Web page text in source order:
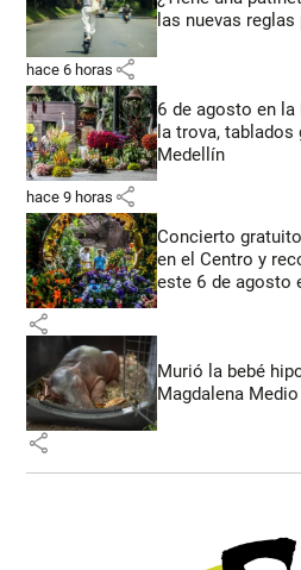
las nuevas
hace 6 horas share
6 de agosto en la
la trova,
Medellín
hace 9 horas share
Concierto
en el Centro y
este 6 de agosto
share
Murió la bebé
Magdalena Medio
share